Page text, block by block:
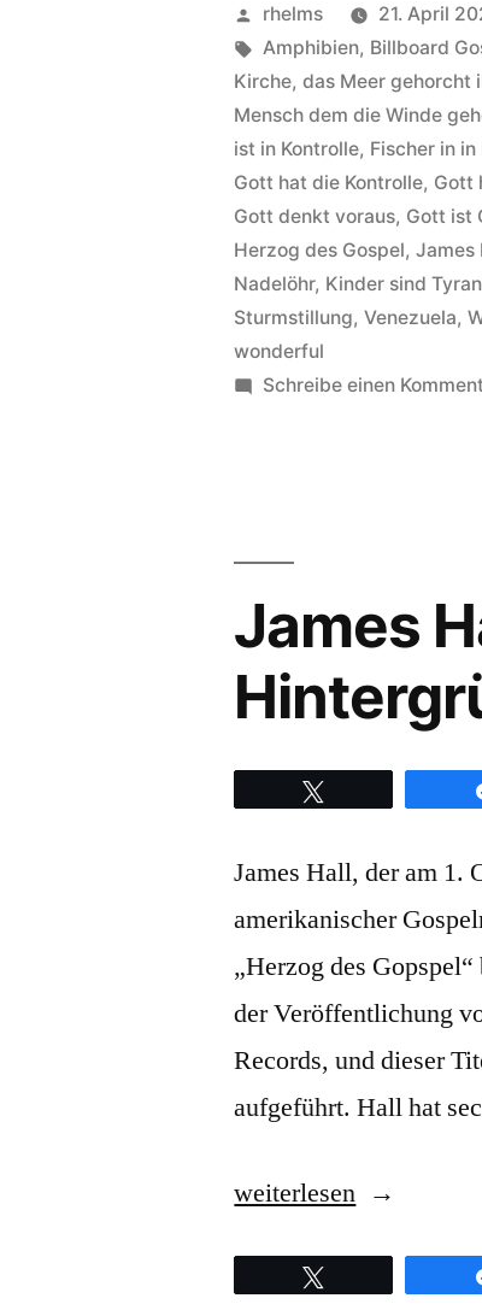
Praise
–
Hintergründe
zum
Titel
God
is
in
controll“
Veröffentlicht
von
rhelms 21. April
Schlagwörter:
Amphibien, Billboard
Kirche,das Meer gehorcht
Mensch dem die Winde
ist in Kontrolle, Fischer in
Gott hat die Kontrolle, Gott
Gott denkt voraus, Gott ist
Herzog des Gospel,James
Nadelöhr, Kinder sind
Sturmstillung,Venezuela,
wonderful
Schreibe einen
James
James Hall, der am 1.
amerikanischer
„Herzog des
der Veröffentlichung
Records, und dieser
aufgeführt. Hall hat
„James
Worship
weiterlesen